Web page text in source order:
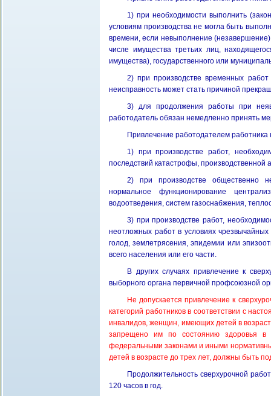
1) при необходимости выполнить
условиям производства не могла быть
времени, если невыполнение
числе имущества третьих лиц,
имущества), государственного или
2) при производстве временных
неисправность может стать причиной
3) для продолжения работы при
работодатель обязан немедленно принять
Привлечение работодателем работника
1) при производстве работ,
последствий катастрофы, производственной
2) при производстве общественно
нормальное функционирование
водоотведения, систем газоснабжения,
3) при производстве работ,
неотложных работ в условиях
голод, землетрясения, эпидемии или
всего населения или его части.
В других случаях привлечение к
выборного органа первичной профсоюзной
Не допускается привлечение к
категорий работников в соответствии с
инвалидов, женщин, имеющих детей в
запрещено им по состоянию здоровья в
федеральными законами и иными
детей в возрасте до трех лет, должны быть
Продолжительность сверхурочной
120 часов в год.